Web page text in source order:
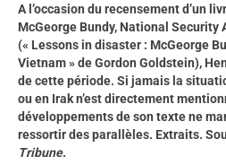
A l’occasion du recensement d’un
McGeorge Bundy, National Security
(« Lessons in disaster : McGeorge
Vietnam » de Gordon Goldstein),
de cette période. Si jamais la
ou en Irak n’est directement
développements de son texte ne
ressortir des parallèles. Extraits.
Tribune.